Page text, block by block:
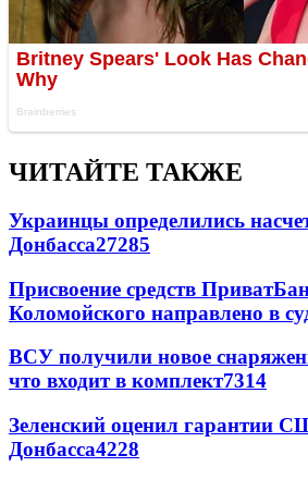
ЧИТАЙТЕ ТАКЖЕ
Украинцы определились
Донбасса27285
Присвоение средств
Коломойского направлено в
ВСУ получили новое
что входит в комплект7314
Зеленский оценил гарантии
Донбасса4228